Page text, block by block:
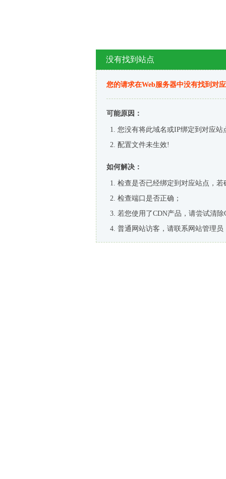
没有找到站点
您的请求在Web服务器中没有找到对
可能原因：
您没有将此域名或IP绑定到对应站
配置文件未生效!
如何解决：
检查是否已经绑定到对应站点，
检查端口是否正确；
若您使用了CDN产品，请尝试清除
普通网站访客，请联系网站管理员